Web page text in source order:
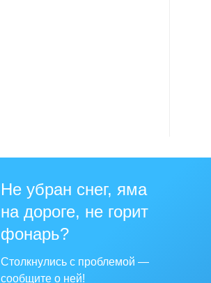
Не убран снег, яма
на дороге, не горит
фонарь?
Столкнулись с проблемой —
сообщите о ней!